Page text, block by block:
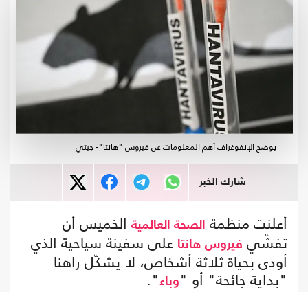
يوضح الإنفوغراف أهم المعلومات عن فيروس "هانتا"- جيتي
شارك الخبر
أعلنت منظمة الصحة العالمية الخميس أن
تفشّي فيروس هانتا على سفينة سياحية الذي
أودى بحياة ثلاثة أشخاص، لا يشكّل راهنا
"بداية جائحة" أو " وباء".